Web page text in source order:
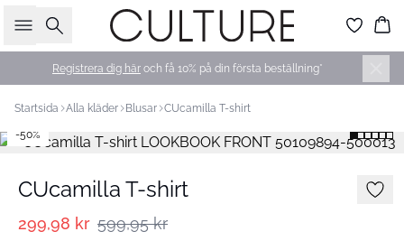
Sök
Registrera dig här och få 10% på din första beställning*
Startsida Alla kläder Blusar CUcamilla T-shirt
-50%
CUcamilla T-shirt
299,98 kr 599,95 kr